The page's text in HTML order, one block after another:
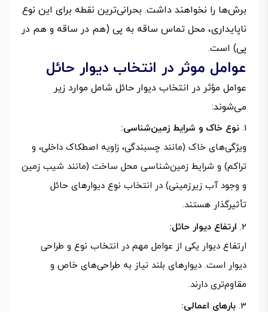
برش‌ها را نخواهند داشت. بحرانی‌ترین نقطه برای این نوع
ناپایداری، محل تماس ساقه به پی (هم در ساقه و هم در
پی) است.
عوامل موثر در انتخاب دیوار حائل
عوامل مؤثر در انتخاب دیوار حائل شامل موارد زیر
می‌شوند:
نوع خاک و شرایط زمین‌شناسی:
ویژگی‌های خاک (مانند چسبندگی، زاویه اصطکاک داخلی، و
تراکم) و شرایط زمین‌شناسی محل ساخت (مانند شیب زمین
و وجود آب زیرزمینی) در انتخاب نوع دیوارهای حائل
تأثیرگذار هستند.
ارتفاع دیوار حائل:
ارتفاع دیوار یکی از عوامل مهم در انتخاب نوع و طراحی
دیوار است. دیوارهای بلند نیاز به طراحی‌های خاص و
مقاوم‌تری دارند.
بارهای اعمالی: